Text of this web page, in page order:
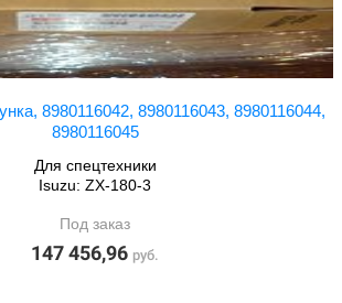
8980116042, 8980116043, 8980116044,
8980116045
Для спецтехники
Isuzu: ZX-180-3
Под заказ
147 456,96 руб.